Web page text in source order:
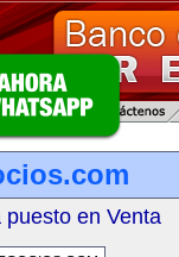
en Venta